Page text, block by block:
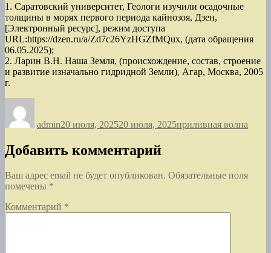
1. Саратовский университет, Геологи изучили осадочные
толщины в морях первого периода кайнозоя, Дзен,
[Электронный ресурс], режим доступа
URL:https://dzen.ru/a/Zd7c26YzHGZfMQux, (дата обращения
06.05.2025);
2. Ларин В.Н. Наша Земля, (происхождение, состав, строение
и развитие изначально гидридной Земли), Агар, Москва, 2005
г.
admin20 июля, 202520 июля, 2025приливная волна
Добавить комментарий
Ваш адрес email не будет опубликован. Обязательные поля
помечены *
Комментарий *